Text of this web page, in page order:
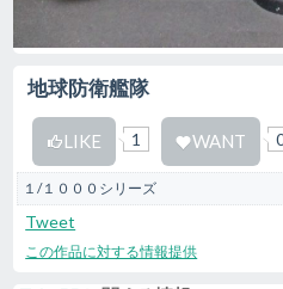
地球防衛艦隊
LIKE 1 WANT
１/１０００シリーズ
Tweet
この作品に対する情報提供